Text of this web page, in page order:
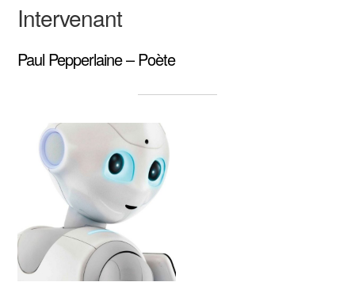
Intervenant
Paul Pepperlaine – Poète